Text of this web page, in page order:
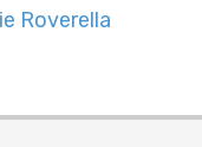
Roverella